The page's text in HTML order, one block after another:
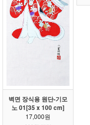
벽면 장식용 원단-기모
노 01[35 x 100 cm]
17,000원